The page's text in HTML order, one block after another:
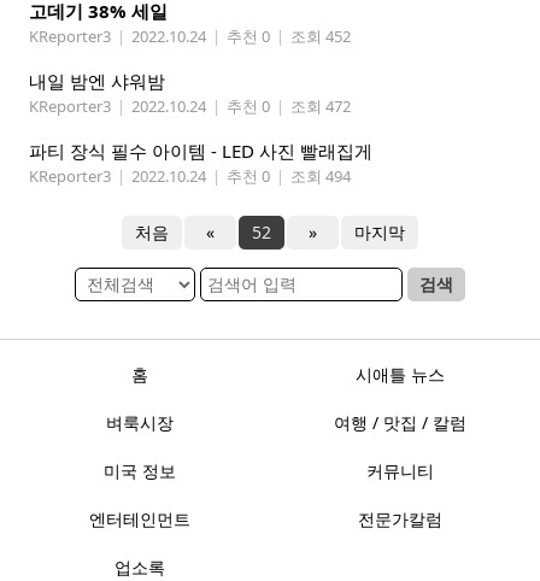
고데기 38% 세일
KReporter3 | 2022.10.24 | 추천 0 | 조회 452
내일 밤엔 샤워밤
KReporter3 | 2022.10.24 | 추천 0 | 조회 472
파티 장식 필수 아이템 - LED 사진 빨래집게
KReporter3 | 2022.10.24 | 추천 0 | 조회 494
처음 « 52 » 마지막
검색
홈 시애틀 뉴스
벼룩시장 여행 / 맛집 / 칼럼
미국 정보 커뮤니티
엔터테인먼트 전문가칼럼
업소록